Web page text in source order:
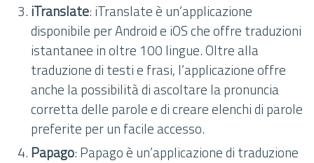
iTranslate: iTranslate è un’applicazione
disponibile per Android e iOS che offre traduzioni
istantanee in oltre 100 lingue. Oltre alla
traduzione di testi e frasi, l’applicazione offre
anche la possibilità di ascoltare la pronuncia
corretta delle parole e di creare elenchi di parole
preferite per un facile accesso.
Papago: Papago è un’applicazione di traduzione